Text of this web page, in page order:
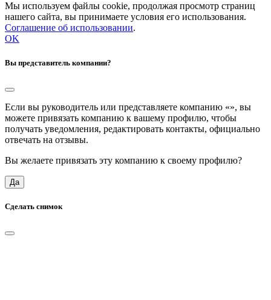
Мы используем файлы cookie, продолжая просмотр страниц
нашего сайта, вы принимаете условия его использования.
Соглашение об использовании.
OK
Вы представитель компании?
Если вы руководитель или представляете компанию «», вы
можете привязать компанию к вашему профилю, чтобы
получать уведомления, редактировать контакты, официально
отвечать на отзывы.
Вы желаете привязать эту компанию к своему профилю?
Да
Сделать снимок